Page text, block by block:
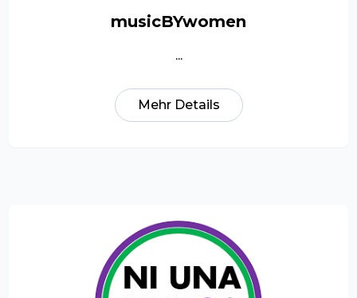
musicBYwomen
...
Mehr Details